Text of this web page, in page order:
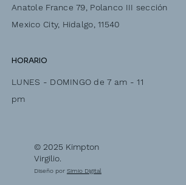
Anatole France 79, Polanco III sección
Mexico City, Hidalgo, 11540
HORARIO
LUNES - DOMINGO de 7 am - 11
pm
© 2025 Kimpton
Virgilio.
Diseño por Simio Digital